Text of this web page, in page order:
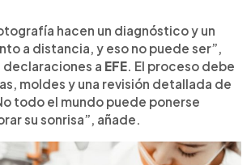
hacen un diagnóstico y un
a distancia, y eso no puede ser”,
declaraciones a EFE. El proceso debe
moldes y una revisión detallada de
todo el mundo puede ponerse
su sonrisa”, añade.